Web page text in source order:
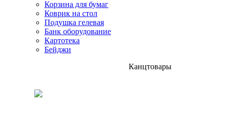
Корзина для бумаг
Коврик на стол
Подушка гелевая
Банк оборудование
Картотека
Бейджи
Канцтовары